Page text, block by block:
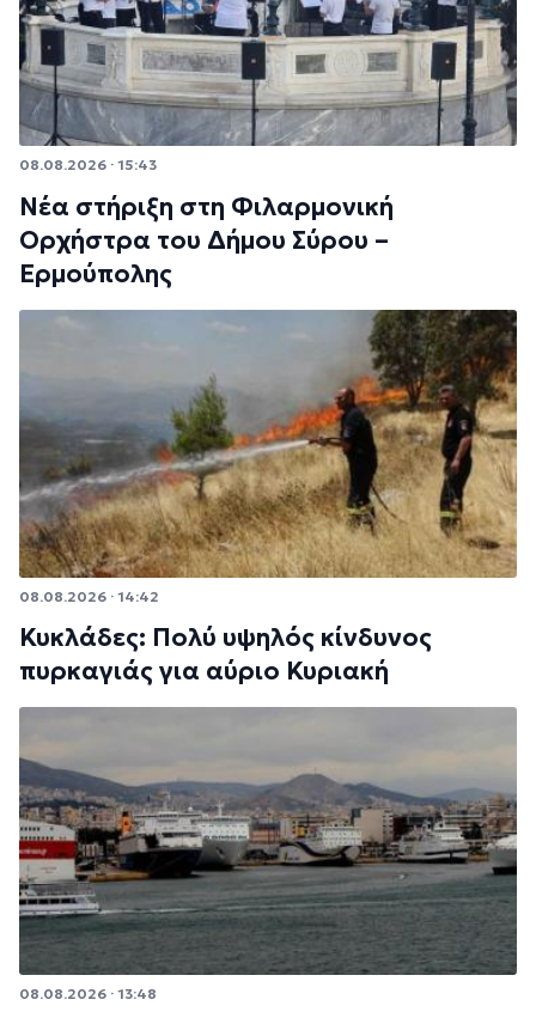
08.08.2026 · 15:43
Νέα στήριξη στη Φιλαρμονική
Ορχήστρα του Δήμου Σύρου –
Ερμούπολης
08.08.2026 · 14:42
Κυκλάδες: Πολύ υψηλός κίνδυνος
πυρκαγιάς για αύριο Κυριακή
08.08.2026 · 13:48